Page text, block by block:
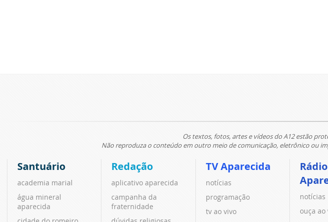
Os textos, fotos, artes e vídeos do A12 estão
Não reproduza o conteúdo em outro meio de comunicação, eletrônico ou
Santuário
academia marial
água mineral
aparecida
Redação
aplicativo aparecida
campanha da
fraternidade
TV Aparecida
notícias
programação
tv ao vivo
Rádio
notícias
ouça ao